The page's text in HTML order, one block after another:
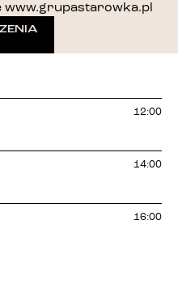
www.grupastarowka.pl
12:00
14:00
16:00